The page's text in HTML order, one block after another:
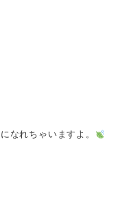
なれちゃいますよ。